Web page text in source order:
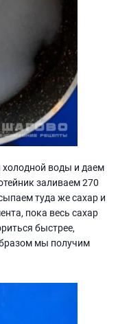
воды и даем
заливаем 270
туда же сахар и
пока весь сахар
быстрее,
мы получим